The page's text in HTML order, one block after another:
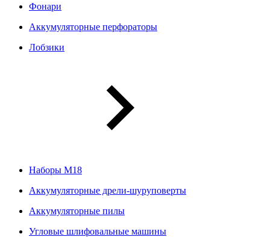
Фонари
Аккумуляторные перфораторы
Лобзики
Наборы М18
Аккумуляторные дрели-шуруповерты
Аккумуляторные пилы
Угловые шлифовальные машины